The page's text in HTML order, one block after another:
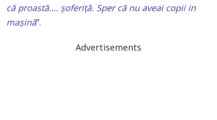
că proastă…. șoferiță. Sper că nu aveai copii in
mașină”.
Advertisements